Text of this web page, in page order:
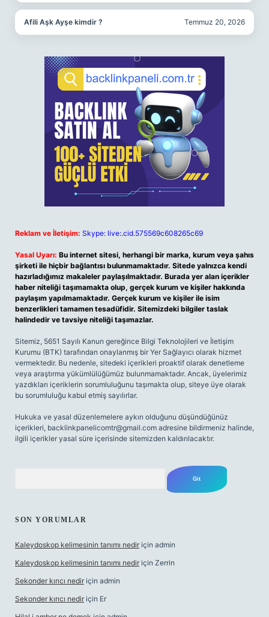
Afili Aşk Ayşe kimdir ? Temmuz 20, 2026
Reklam ve İletişim: Skype: live:.cid.575569c608265c69
Yasal Uyarı: Bu internet sitesi, herhangi bir marka, kurum veya şahıs
şirketi ile hiçbir bağlantısı bulunmamaktadır. Sitede yalnızca kendi
hazırladığımız makaleler paylaşılmaktadır. Burada yer alan içerikler
haber niteliği taşımamakta olup, gerçek kurum ve kişiler hakkında
paylaşım yapılmamaktadır. Gerçek kurum ve kişiler ile isim
benzerlikleri tamamen tesadüfidir. Sitemizdeki bilgiler taslak
halindedir ve tavsiye niteliği taşımazlar.
Sitemiz, 5651 Sayılı Kanun gereğince Bilgi Teknolojileri ve İletişim
Kurumu (BTK) tarafından onaylanmış bir Yer Sağlayıcı olarak hizmet
vermektedir. Bu nedenle, sitedeki içerikleri proaktif olarak denetleme
veya araştırma yükümlülüğümüz bulunmamaktadır. Ancak, üyelerimiz
yazdıkları içeriklerin sorumluluğunu taşımakta olup, siteye üye olarak
bu sorumluluğu kabul etmiş sayılırlar.
Hukuka ve yasal düzenlemelere aykırı olduğunu düşündüğünüz
içerikleri, backlinkpanelicomtr@gmail.com adresine bildirmeniz halinde,
ilgili içerikler yasal süre içerisinde sitemizden kaldırılacaktır.
SON YORUMLAR
Kaleydoskop kelimesinin tanımı nedir için admin
Kaleydoskop kelimesinin tanımı nedir için Zerrin
Sekonder kırıcı nedir için admin
Sekonder kırıcı nedir için Er